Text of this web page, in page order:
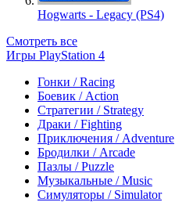
Hogwarts - Legacy (PS4)
Смотреть все
Игры PlayStation 4
Гонки / Racing
Боевик / Action
Стратегии / Strategy
Драки / Fighting
Приключения / Adventure
Бродилки / Arcade
Пазлы / Puzzle
Музыкальные / Music
Симуляторы / Simulator